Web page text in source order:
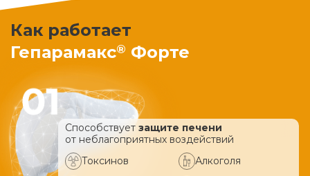
Как работает
Гепарамакс® Форте
Способствует защите печени
от неблагоприятных воздействий
Токсинов
Алкоголя